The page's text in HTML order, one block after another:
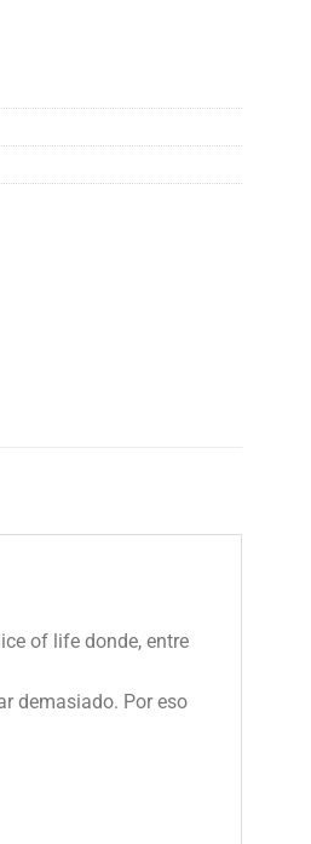
of life donde, entre
demasiado. Por eso